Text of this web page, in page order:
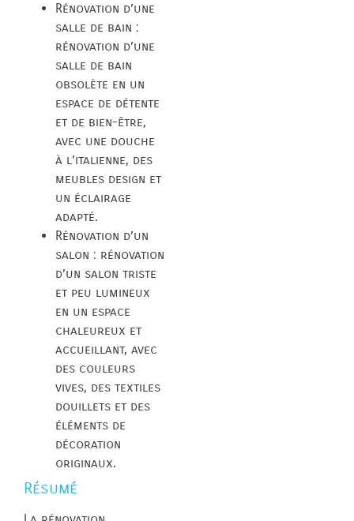
Rénovation d’une
salle de bain :
rénovation d’une
salle de bain
obsolète en un
espace de détente
et de bien-être,
avec une douche
à l’italienne, des
meubles design et
un éclairage
adapté.
Rénovation d’un
salon : rénovation
d’un salon triste
et peu lumineux
en un espace
chaleureux et
accueillant, avec
des couleurs
vives, des textiles
douillets et des
éléments de
décoration
originaux.
Résumé